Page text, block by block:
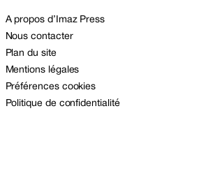
A propos d’Imaz Press
Nous contacter
Plan du site
Mentions légales
Préférences cookies
Politique de confidentialité